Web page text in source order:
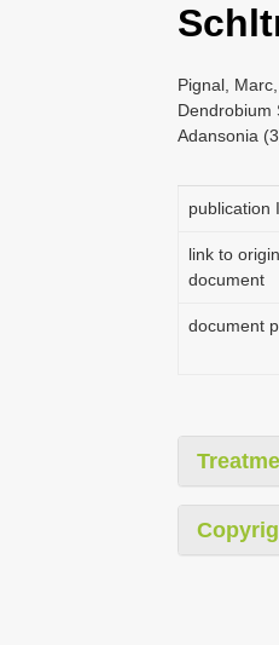
Pignal,
Dendrobium
Adansonia
publication
link to
document
document